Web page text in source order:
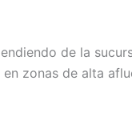
de la
zonas de alta